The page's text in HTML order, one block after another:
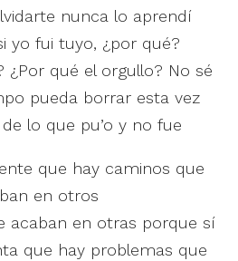
nunca lo aprendí
yo fui tuyo, ¿por qué?
¿Por qué el orgullo? No sé
pueda borrar esta vez
lo que pu’o y no fue
que hay caminos que
en otros
acaban en otras porque sí
que hay problemas que